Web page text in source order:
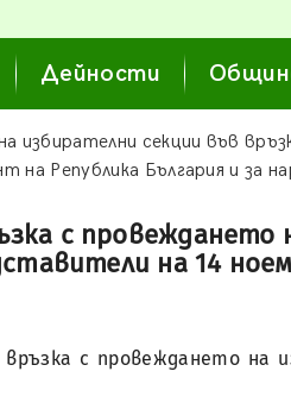
Дейности
избирателни секции във
на Република България и за
с провеждането
на 14
с провеждането на